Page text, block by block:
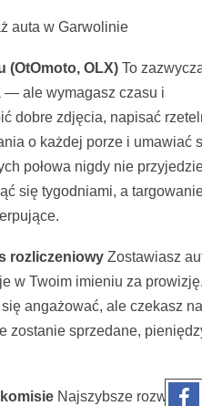
auta w Garwolinie
(OtOmoto, OLX) To
— ale wymagasz czasu i
dobre zdjęcia, napisać
o każdej porze i umawiać
połowa nigdy nie
się tygodniami, a
rozliczeniowy Zostawiasz
w Twoim imieniu za
angażować, ale czekasz na
zostanie sprzedane,
Najszybsze